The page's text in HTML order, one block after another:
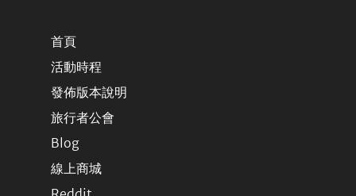
首頁
活動時程
發佈版本說明
旅行者公會
Blog
線上商城